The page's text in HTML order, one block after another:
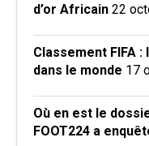
d’or Africain 22
Classement FIFA :
dans le monde 17
Où en est le
FOOT224 a